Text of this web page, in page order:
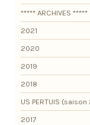
***** ARCHIVES *****
2021
2020
2019
2018
US PERTUIS (saison
2017